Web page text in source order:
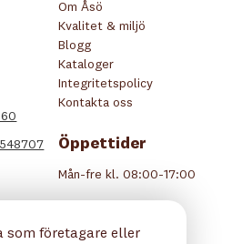
Om Åsö
Kvalitet & miljö
Blogg
Kataloger
Integritetspolicy
Kontakta oss
Öppettider
Mån-fre kl. 08:00-17:00
som företagare eller